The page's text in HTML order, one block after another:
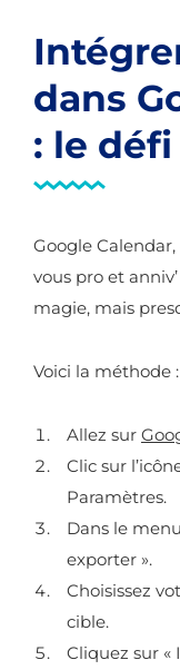
dans
: le
Google
vous pro et
magie, mais
Voici la méthode :
Allez sur
Clic sur
Paramètres.
Dans le
exporter ».
Choisissez
cible.
Cliquez sur «